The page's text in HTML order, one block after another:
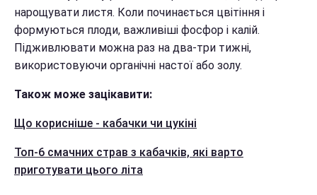
нарощувати листя. Коли починається цвітіння і
формуються плоди, важливіші фосфор і калій.
Підживлювати можна раз на два-три тижні,
використовуючи органічні настої або золу.
Також може зацікавити:
Що корисніше - кабачки чи цукіні
Топ-6 смачних страв з кабачків, які варто
приготувати цього літа